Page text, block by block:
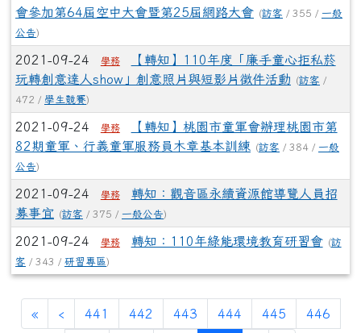
會參加第64屆空中大會暨第25屆網路大會 (訪客 / 355 / 一般
公告)
2021-09-24 學務
【轉知】110年度「廉手童心拒私菸
玩轉創意達人show」創意照片與短影片徵件活動
(訪客 /
472 / 學生競賽)
2021-09-24 學務
【轉知】桃園市童軍會辦理桃園市第
82期童軍、行義童軍服務員木章基本訓練
(訪客 / 384 / 一般
公告)
2021-09-24 學務
轉知：觀音區永續資源館導覽人員招
募事宜 (訪客 / 375 / 一般公告)
2021-09-24 學務 轉知：110年綠能環境教育研習會 (訪
客 / 343 / 研習專區)
« ‹ 441 442 443 444 445 446